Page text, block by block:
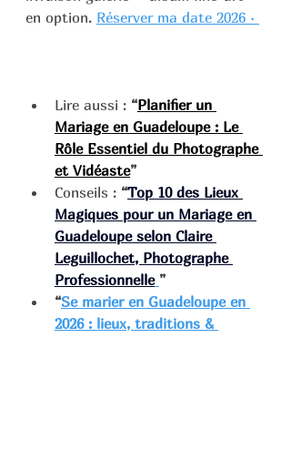
en option. Réserver ma date 2026 ·
Lire aussi : “Planifier un
Mariage en Guadeloupe : Le
Rôle Essentiel du Photographe
et Vidéaste”
Conseils : “Top 10 des Lieux
Magiques pour un Mariage en
Guadeloupe selon Claire
Leguillochet, Photographe
Professionnelle ”
“Se marier en Guadeloupe en
2026 : lieux, traditions &